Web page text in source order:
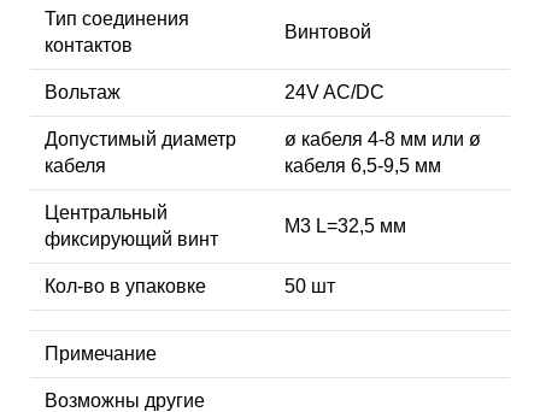
Тип соединения
контактов
Винтовой
Вольтаж 24V AC/DC
Допустимый диаметр
кабеля
ø кабеля 4-8 мм или ø
кабеля 6,5-9,5 мм
Центральный
фиксирующий винт
М3 L=32,5 мм
Кол-во в упаковке 50 шт
Примечание
Возможны другие